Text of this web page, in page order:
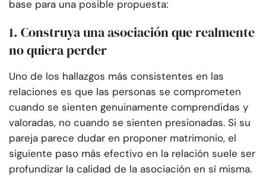
base para una posible propuesta:
1. Construya una asociación que realmente
no quiera perder
Uno de los hallazgos más consistentes en las
relaciones es que las personas se comprometen
cuando se sienten genuinamente comprendidas y
valoradas, no cuando se sienten presionadas. Si su
pareja parece dudar en proponer matrimonio, el
siguiente paso más efectivo en la relación suele ser
profundizar la calidad de la asociación en sí misma.